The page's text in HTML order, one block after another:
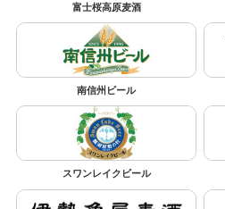
富士桜高原麦酒
南信州ビール
スワンレイクビール